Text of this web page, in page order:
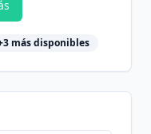
3más disponibles